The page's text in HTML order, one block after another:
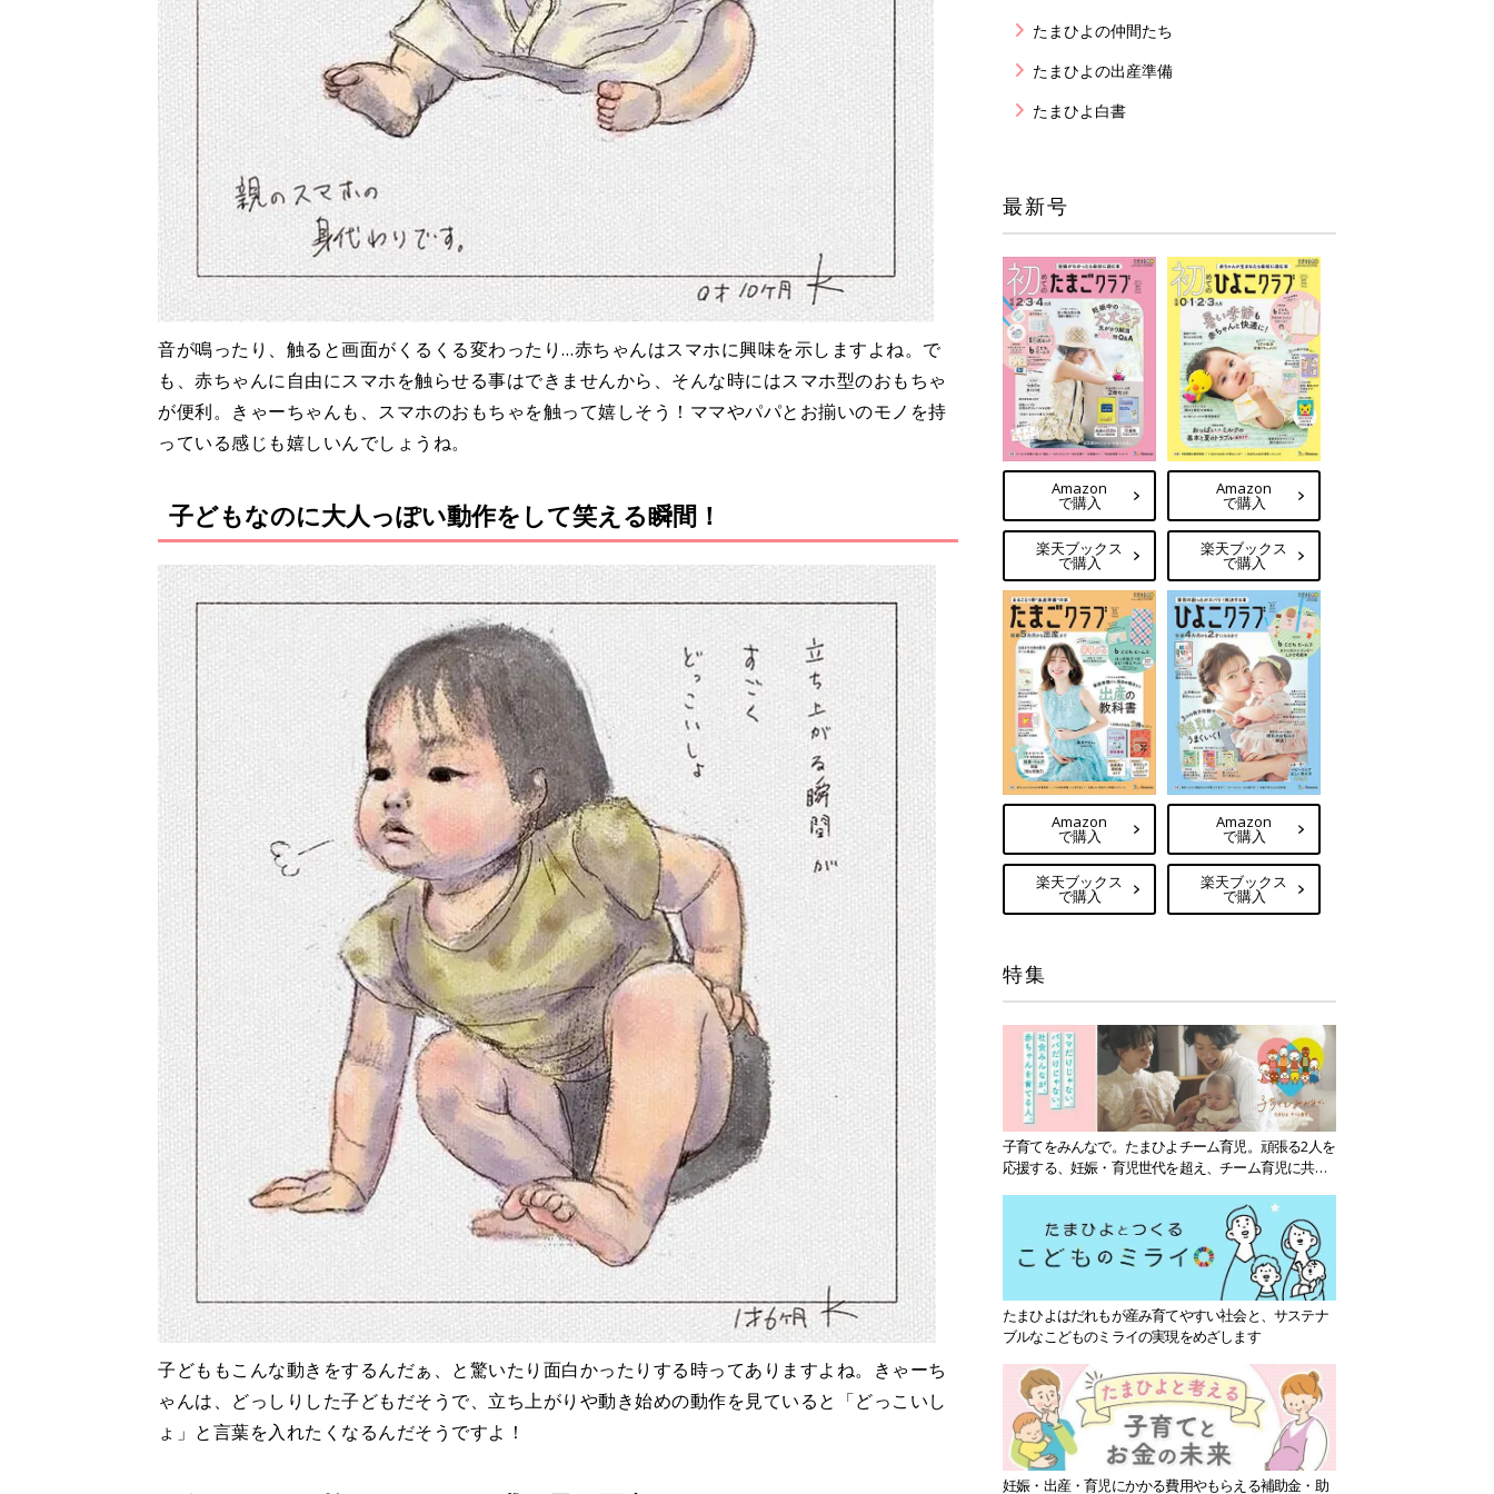
音が鳴ったり、触ると画面がくるくる変わったり…赤ちゃんはスマホに興味を示しますよね。で
も、赤ちゃんに自由にスマホを触らせる事はできませんから、そんな時にはスマホ型のおもちゃ
が便利。きゃーちゃんも、スマホのおもちゃを触って嬉しそう！ママやパパとお揃いのモノを持
っている感じも嬉しいんでしょうね。
子どもなのに大人っぽい動作をして笑える瞬間！
子どももこんな動きをするんだぁ、と驚いたり面白かったりする時ってありますよね。きゃーち
ゃんは、どっしりした子どもだそうで、立ち上がりや動き始めの動作を見ていると「どっこいし
ょ」と言葉を入れたくなるんだそうですよ！
たまひよの仲間たち
たまひよの出産準備
たまひよ白書
最新号
Amazon
で購入
楽天ブックス
で購入
Amazon
で購入
楽天ブックス
で購入
Amazon
で購入
楽天ブックス
で購入
Amazon
で購入
楽天ブックス
で購入
特集
子育てをみんなで。たまひよチーム育児。頑張る2人を
応援する、妊娠・育児世代を超え、チーム育児に共感
たまひよはだれもが産み育てやすい社会と、サステナ
ブルなこどものミライの実現をめざします
妊娠・出産・育児にかかる費用やもらえる補助金・助